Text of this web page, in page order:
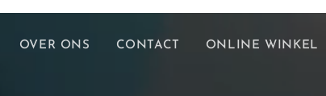
OVER ONS CONTACT ONLINE WINKEL